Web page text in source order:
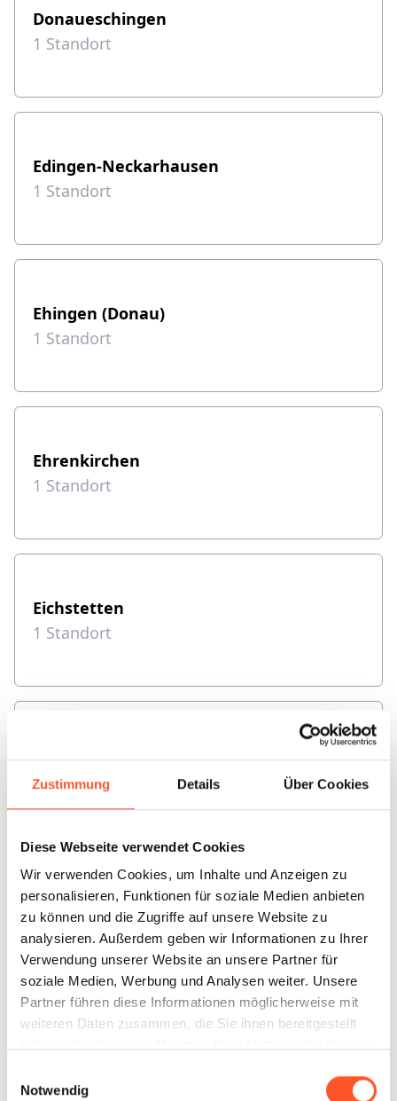
Zustimmung Details Über Cookies
Diese Webseite verwendet Cookies
Wir verwenden Cookies, um Inhalte und Anzeigen zu
personalisieren, Funktionen für soziale Medien anbieten
zu können und die Zugriffe auf unsere Website zu
analysieren. Außerdem geben wir Informationen zu Ihrer
Verwendung unserer Website an unsere Partner für
soziale Medien, Werbung und Analysen weiter. Unsere
Partner führen diese Informationen möglicherweise mit
weiteren Daten zusammen, die Sie ihnen bereitgestellt
Notwendig
Donaueschingen
1 Standort
Edingen-Neckarhausen
1 Standort
Ehingen (Donau)
1 Standort
Ehrenkirchen
1 Standort
Eichstetten
1 Standort
Emerkingen
1 Standort
Engen
1 Standort
Eningen